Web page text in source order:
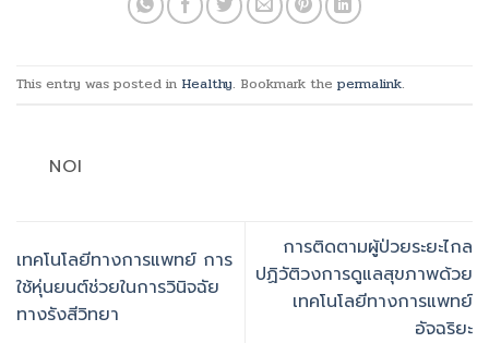
This entry was posted in Healthy. Bookmark the permalink.
NOI
เทคโนโลยีทางการแพทย์ การ
ใช้หุ่นยนต์ช่วยในการวินิจฉัย
ทางรังสีวิทยา
การติดตามผู้ป่วยระยะไกล
ปฏิวัติวงการดูแลสุขภาพด้วย
เทคโนโลยีทางการแพทย์
อัจฉริยะ